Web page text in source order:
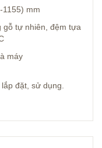
1155) mm
gỗ tự nhiên, đệm tựa
máy
đặt, sử dụng.